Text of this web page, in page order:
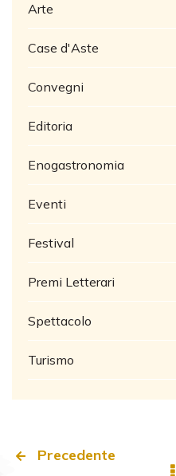
Arte
Case d'Aste
Convegni
Editoria
Enogastronomia
Eventi
Festival
Premi Letterari
Spettacolo
Turismo
Precedente